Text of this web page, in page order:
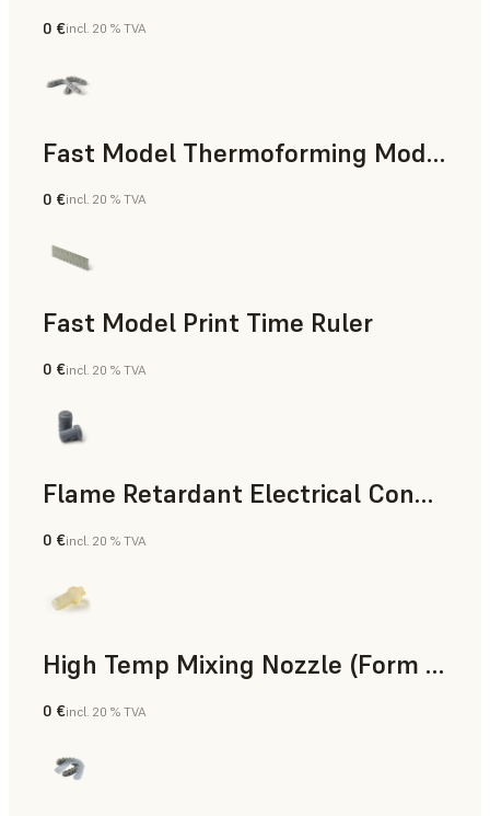
Ingénierie
0 €incl. 20 % TVA
Fast Model Thermoforming Model
Dentaire
0 €incl. 20 % TVA
Fast Model Print Time Ruler
Résine standard
0 €incl. 20 % TVA
Flame Retardant Electrical Connector (Form 4)
Ingénierie
0 €incl. 20 % TVA
High Temp Mixing Nozzle (Form 4)
Ingénierie
0 €incl. 20 % TVA